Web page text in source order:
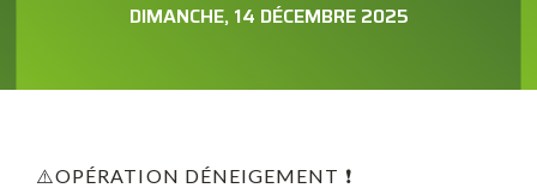
DIMANCHE, 14 DÉCEMBRE 2025
⚠️OPÉRATION DÉNEIGEMENT ❗